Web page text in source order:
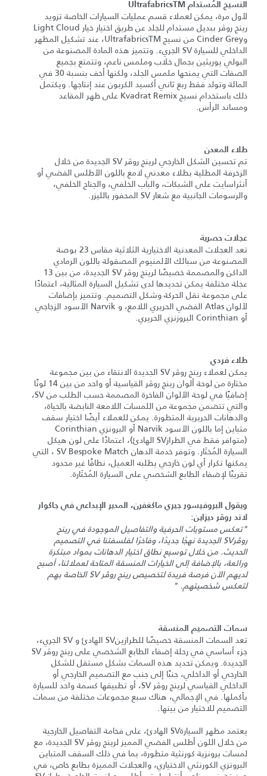
النسيج المُستدام UltrafabricsTM
لأول مرة، يمكن لعملاء قسم عمليات السيارات الخاصة تزويد
رينج روڤر ببديل مستدام للجلد عن طريق اختيار خيار Light Cloud
وCinder Grey من نسيج UltrafabricsTM، عند تشكيل المظهر
الداخلي للسيارة SV الجريء. وتتميز هذه المادة المصنوعة من
البولي يوريثين بجمال خلاب وملمس ناعم، وتتمتع بجميع
الصفات التي يمنحها ملمس الجلد، ولكنها أخف بنسبة 30 في
المائة وتولد فقط ربع ثاني أكسيد الكربون عند إنتاجها. ويكتمل
ذلك باستخدام نسيج Kvadrat Remix على ظهر المقاعد
ومساند الرأس.
طلاء المعدن
تم تحسين الشكل الخارجي لرينج روڤر SV الجديدة من خلال
الزخرفة المطلية بطلاء معدني لامع باللون الأطلس الفضي أو
أنثراسايت على الشبكات، والباب الخلفي، والجناح الخلفي،
والرسومات الجانبية مع شعار SV المحفور بالليزر.
عجلات حصرية
تعد العجلات المعدنية الاختيارية الثلاثية مقاس 23 بوصة
المصنوعة من سبائك الألمنيوم المصقولة باللون الرمادي
الداكن والمصممة خصيصًا لرينج روڤر SV الجديدة، من بين 13
عجلة مختلفة يمكن تحديدها لدى تشكيل السيارة المثالية، اعتمادًا
على مجموعة نقل الحركة وشكل التصميم. وتتميز بإضافات
لألوان Atlas الفضي الحريري اللامع، و Narvik الأسود الزجاجي
أو Corinthian البروزنزي الحريري.
طلاء فردي
يمكن لعملاء رينج روڤر SV الجديدة الانتقاء من بين مجموعة
مختارة من لوحة ألوان رينج روڤر القياسية أو واحد من بين 14 لونًا
إضافيًا في لوحة الألوان الفاخرة المصممة حسب الطلب من SV،
والتي تتضمن مجموعة من اللمسات اللامعة النابضة بالحياة،
والدهانات الحريرية المتطورة. يمكن للعملاء أيضًا اختيار سقف
متباين إما باللون الأسود Narvik أو البرونزي Corinthian
(متوافر فقط في الطرازSV الهادئ)، اعتمادًا على لون هيكل
السيارة المُختَار. وتوفر خدمة الدهان SV Bespoke Match ، التي
يمكنها تكرار أي لون خارجي يطلبه العميل، نطاقًا غير محدود
تقريبًا لإضفاء الطابع الشخصي على السيارة المٌختَارة.
ويقول البروفيسور جيري ماكغفرن، المدير الإبداعي في جاكوار
لاند روڤر ديزاين:
"تعكس مستويات الحرفية والتفاصيل الموجودة في رينج
روڤرSV الجديدة نهجًا جديدًا، وفاخرًا لفلسفتنا في التصميم
الحديث. من خلال توسيع نطاق اختيار الدهانات بمواد مبتكرة
ورائعة، بالإضافة إلى الخيارات المنسقة المتاحة لعملائنا، أصبح
لديهم الآن فرصة فريدة لتخصيص رينج روڤر SV الخاصة بهم
لتعكس شخصيتهم. "
سمات التصميم المنسقة
تعد السمات المنسقة خصيصًا للطرازينSV الهادئ و SV الجريء،
جزء أساسي في رحلة إضفاء الطابع الشخصي على رينج روڤر SV
الجديدة. ويمكن تحديد هذه السمات بشكل مستقل للشكل
الخارجي أو الداخلي، جنبًا إلى جنب مع التصميم الخارجي أو
الداخلي القياسي لرينج روڤر SV، أو تطبيقها كسمة واحد للسيارة
بأكملها. في الإجمالي، هناك سبع مجموعات مختلفة من سمات
التصميم للاختيار من بينها.
يعتمد مظهر السيارةSV الهادئ، على فخامة التفاصيل الخارجية
من خلال اللون أطلس الفضي المميز لرينج روڤر SV الجديدة، مع
لمسات برونزية كورنثية متطورة، بما في ذلك السقف المتباين
البرونزي الكورنثي الاختياري، والعجلات المميزة بطابع خاص، في